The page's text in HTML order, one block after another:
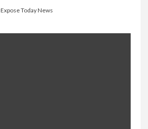
Expose Today News